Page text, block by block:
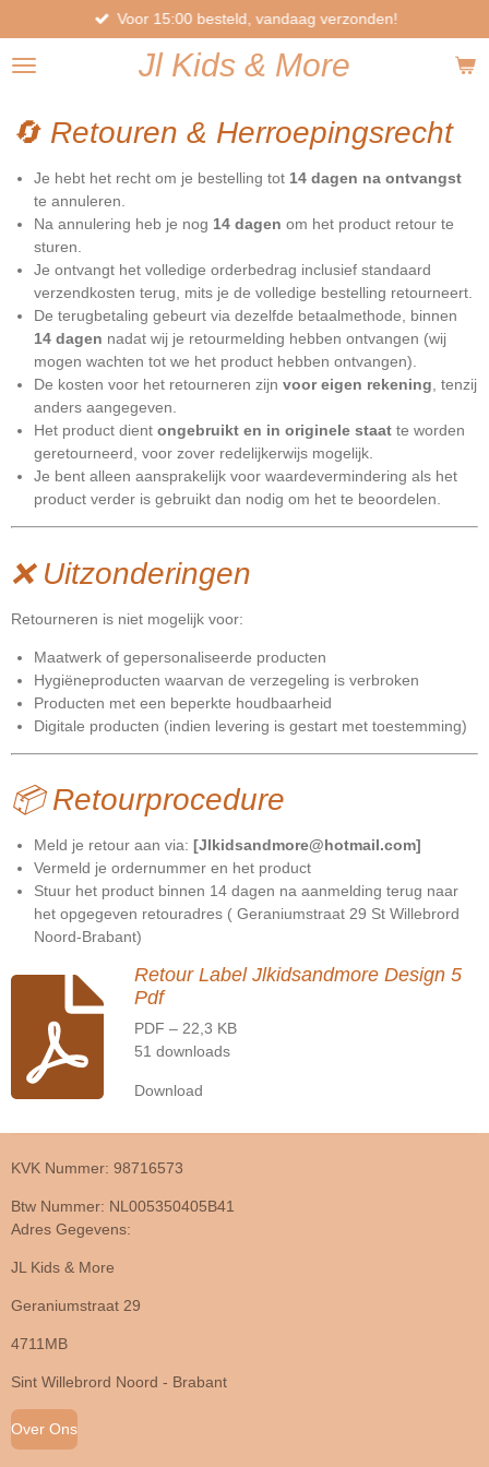
direct
naar
JlKids & More
Voor 15:00 besteld, vandaag verzonden!
🔄 Retouren & Herroepingsrecht
Je hebt het recht om je bestelling tot 14 dagen na ontvangst
te annuleren.
Na annulering heb je nog 14 dagen om het product retour te
sturen.
Je ontvangt het volledige orderbedrag inclusief standaard
verzendkosten terug, mits je de volledige bestelling retourneert.
De terugbetaling gebeurt via dezelfde betaalmethode, binnen
14 dagen nadat wij je retourmelding hebben ontvangen (wij
mogen wachten tot we het product hebben ontvangen).
De kosten voor het retourneren zijn voor eigen rekening , tenzij
anders aangegeven.
Het product dient ongebruikt en in originele staat te worden
geretourneerd, voor zover redelijkerwijs mogelijk.
Je bent alleen aansprakelijk voor waardevermindering als het
product verder is gebruikt dan nodig om het te beoordelen.
❌ Uitzonderingen
Retourneren is niet mogelijk voor:
Maatwerk of gepersonaliseerde producten
Hygiëneproducten waarvan de verzegeling is verbroken
Producten met een beperkte houdbaarheid
Digitale producten (indien levering is gestart met toestemming)
📦 Retourprocedure
Meld je retour aan via: [Jlkidsandmore@hotmail.com]
Vermeld je ordernummer en het product
Stuur het product binnen 14 dagen na aanmelding terug naar
het opgegeven retouradres ( Geraniumstraat 29 St Willebrord
Noord-Brabant)
Retour Label Jlkidsandmore Design 5
Pdf
PDF – 22,3 KB
51 downloads
Download
KVK Nummer: 98716573
Btw Nummer: NL005350405B41
Adres Gegevens:
JL Kids & More
Geraniumstraat 29
4711MB
Sint Willebrord Noord - Brabant
Over Ons